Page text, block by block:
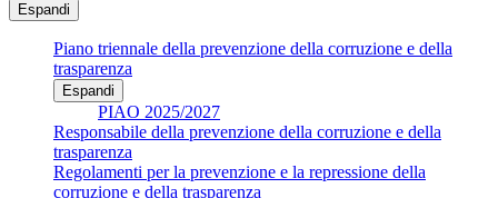
Espandi
Piano triennale della prevenzione della corruzione e della
trasparenza
Espandi
PIAO 2025/2027
Responsabile della prevenzione della corruzione e della
trasparenza
Regolamenti per la prevenzione e la repressione della
corruzione e della trasparenza